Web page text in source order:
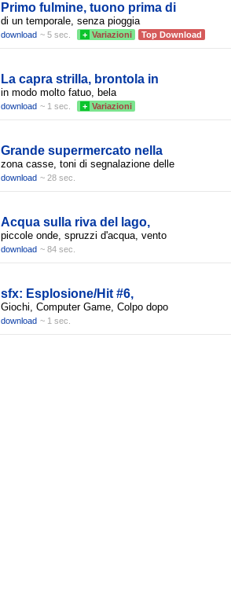
Primo fulmine, tuono prima di
di un temporale, senza pioggia
download ~ 5 sec. + Variazioni Top Download
La capra strilla, brontola in
in modo molto fatuo, bela
download ~ 1 sec. + Variazioni
Grande supermercato nella
zona casse, toni di segnalazione delle
download ~ 28 sec.
Acqua sulla riva del lago,
piccole onde, spruzzi d'acqua, vento
download ~ 84 sec.
sfx: Esplosione/Hit #6,
Giochi, Computer Game, Colpo dopo
download ~ 1 sec.